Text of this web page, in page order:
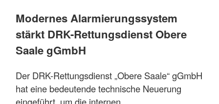
Modernes Alarmierungssystem
stärkt DRK-Rettungsdienst Obere
Saale gGmbH
Der DRK-Rettungsdienst „Obere Saale“ gGmbH
hat eine bedeutende technische Neuerung